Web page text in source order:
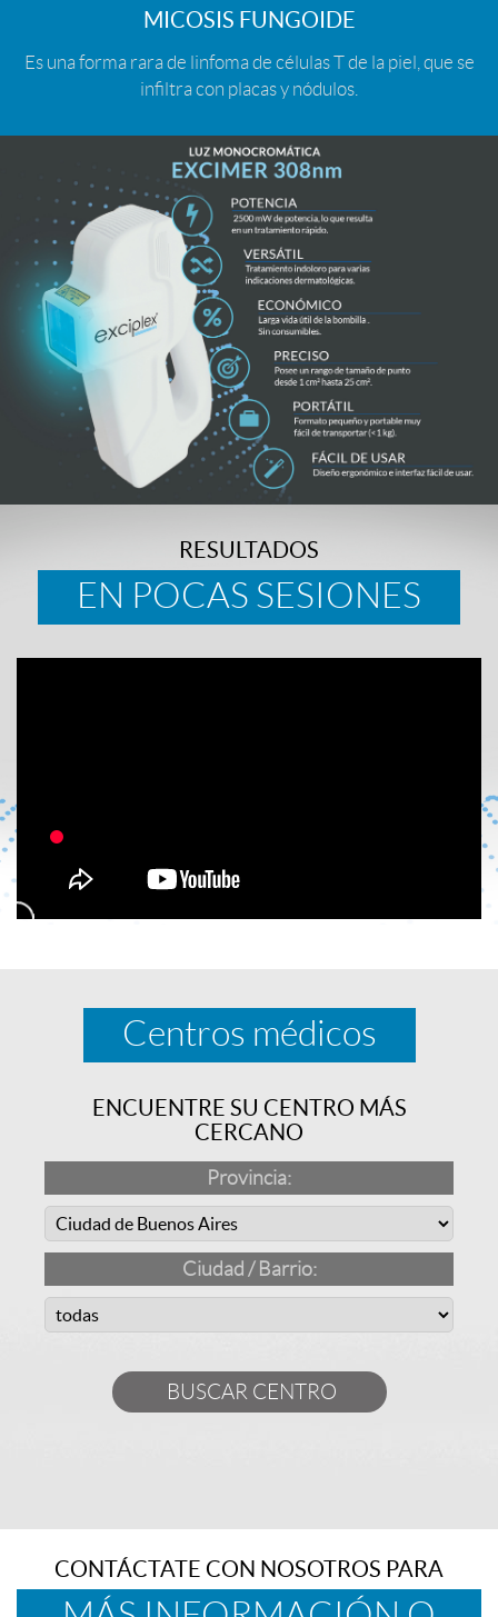
MICOSIS FUNGOIDE
Es una forma rara de linfoma de células T de la piel, que se
infiltra con placas y nódulos.
RESULTADOS
EN POCAS SESIONES
Centros médicos
ENCUENTRE SU CENTRO MÁS
CERCANO
Provincia:
Ciudad / Barrio:
CONTÁCTATE CON NOSOTROS PARA